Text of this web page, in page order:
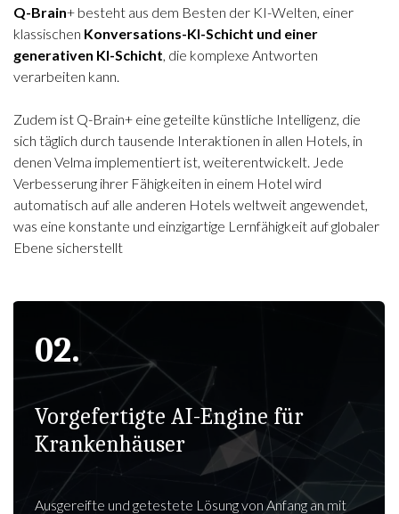
Q-Brain+ besteht aus dem Besten der KI-Welten, einer
klassischen Konversations-KI-Schicht und einer
generativen KI-Schicht, die komplexe Antworten
verarbeiten kann.
Zudem ist Q-Brain+ eine geteilte künstliche Intelligenz, die
sich täglich durch tausende Interaktionen in allen Hotels, in
denen Velma implementiert ist, weiterentwickelt. Jede
Verbesserung ihrer Fähigkeiten in einem Hotel wird
automatisch auf alle anderen Hotels weltweit angewendet,
was eine konstante und einzigartige Lernfähigkeit auf globaler
Ebene sicherstellt
02.
Vorgefertigte AI-Engine für
Krankenhäuser
Ausgereifte und getestete Lösung von Anfang an mit